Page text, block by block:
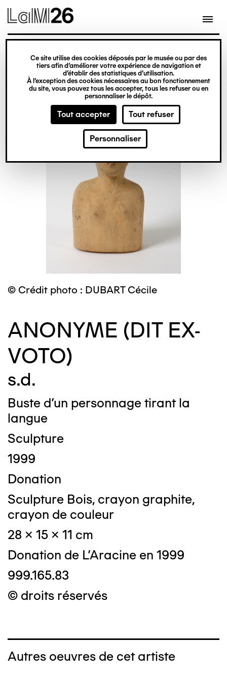
Gestion des cookies
Ce site utilise des cookies déposés par le musée ou par des
tiers afin d’améliorer votre expérience de navigation et
d’établir des statistiques d’utilisation.
À l’exception des cookies nécessaires au bon fonctionnement
du site, vous pouvez tous les accepter, tous les refuser ou en
personnaliser le dépôt.
Tout accepter Tout refuser
Personnaliser
contenu
© Crédit photo : DUBART Cécile
ANONYME (DIT EX-
VOTO)
s.d.
Buste d'un personnage tirant la
langue
Sculpture
1999
Donation
Sculpture Bois, crayon graphite,
crayon de couleur
28 x 15 x 11 cm
Donation de L'Aracine en 1999
999.165.83
© droits réservés
Autres oeuvres de cet artiste